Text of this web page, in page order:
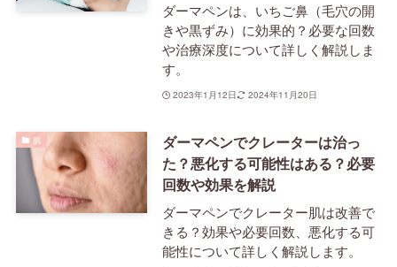
ダーマペンは、いちご鼻（毛穴の開
きや黒ずみ）に効果的？必要な回数
や治療深度について詳しく解説しま
す。
2023年1月12日 2024年11月20日
肌
ダーマペンでクレーターは治っ
た？悪化する可能性はある？必要
回数や効果を解説
ダーマペンでクレーター肌は改善で
きる？効果や必要回数、悪化する可
能性について詳しく解説します。